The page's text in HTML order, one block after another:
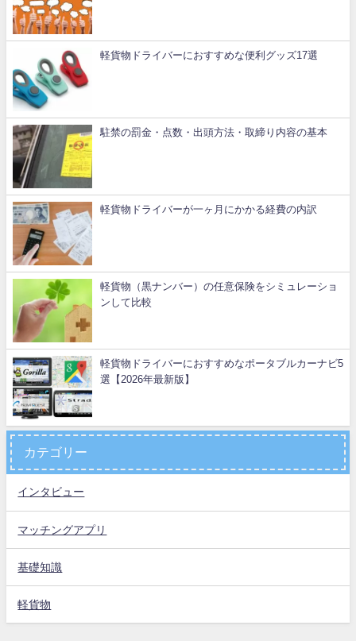
軽貨物ドライバーにおすすめな便利グッズ17選
駐禁の罰金・点数・出頭方法・取締り内容の基本
軽貨物ドライバーが一ヶ月にかかる経費の内訳
軽貨物（黒ナンバー）の任意保険をシミュレーショ
ンして比較
軽貨物ドライバーにおすすめなポータブルカーナビ5
選【2026年最新版】
カテゴリー
インタビュー
マッチングアプリ
基礎知識
軽貨物